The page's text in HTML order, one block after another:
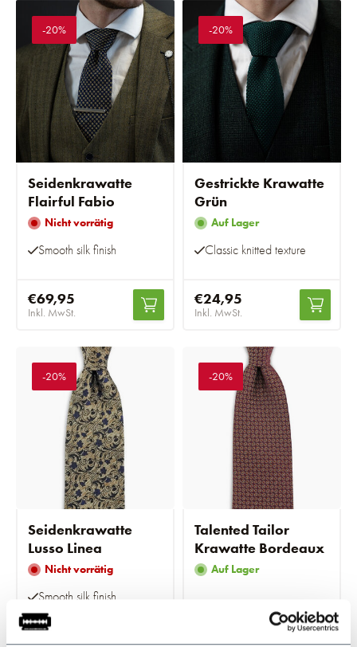
-20%
Seidenkrawatte
Flairful Fabio
Nicht vorrätig
Smooth silk finish
€69,95
Inkl. MwSt.
-20%
Gestrickte Krawatte
Grün
Auf Lager
Classic knitted texture
€24,95
Inkl. MwSt.
-20%
Seidenkrawatte
Lusso Linea
Nicht vorrätig
Smooth silk finish
-20%
Talented Tailor
Krawatte Bordeaux
Auf Lager